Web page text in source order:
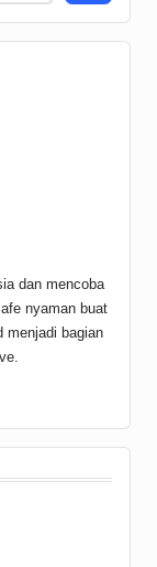
dan mencoba
nyaman buat
menjadi bagian